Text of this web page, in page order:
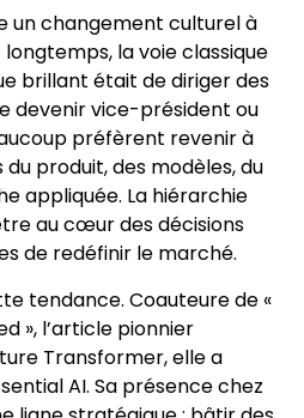
un changement culturel à
la voie classique
brillant était de diriger des
devenir vice-président ou
préfèrent revenir à
produit, des modèles, du
appliquée. La hiérarchie
au cœur des décisions
de redéfinir le marché.
tendance. Coauteure de «
», l’article pionnier
Transformer, elle a
AI. Sa présence chez